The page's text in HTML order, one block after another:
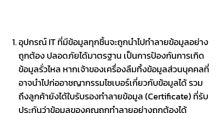
อุปกรณ์ IT ที่มีข้อมูลทุกชิ้นจะถูกนำไปทำลายข้อมูลอย่าง
ถูกต้อง ปลอดภัยได้มาตรฐาน เป็นการป้องกันการเกิด
ข้อมูลรั่วไหล หากเจ้าของเครื่องลืมทิ้งข้อมูลส่วนบุคคลที่
อาจนำไปก่ออาชญากรรมไซเบอร์เกี่ยวกับข้อมูลได้ รวม
ถึงลูกค้ายังได้ใบรับรองทำลายข้อมูล (Certificate) ที่รับ
ประกันว่าข้อมูลของคุณถูกทำลายอย่างถูกต้องได้